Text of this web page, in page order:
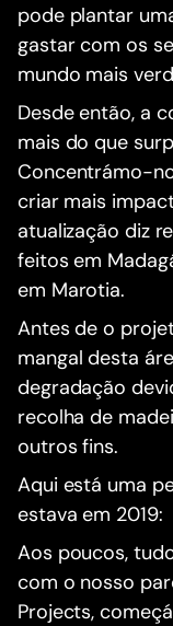
pode plantar
gastar com os
mundo mais
Desde então, a
mais do que
Concentrámo-
criar mais
atualização diz
feitos em
em Marotia.
Antes de o
mangal desta
degradação
recolha de
outros fins.
Aqui está uma
estava em 2019:
Aos poucos,
com o nosso
Projects,